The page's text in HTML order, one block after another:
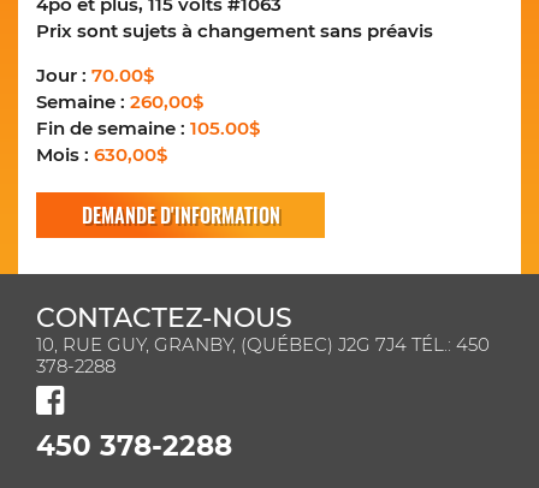
Prix sont sujets à changement sans préavis
Jour : 70.00$
Semaine : 260,00$
Fin de semaine : 105.00$
Mois : 630,00$
DEMANDE D'INFORMATION
CONTACTEZ-NOUS
10, RUE GUY, GRANBY, (QUÉBEC) J2G 7J4 TÉL.: 450
378-2288
450 378-2288